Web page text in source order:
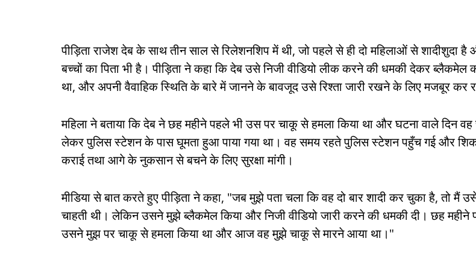
पीड़िता राजेश देब के साथ तीन साल से रिलेशनशिप में थी, जो पहले से ही दो महिलाओं से शादीशुदा है
बच्चों का पिता भी है। पीड़िता ने कहा कि देब उसे निजी वीडियो लीक करने की धमकी देकर ब्लैकमेल
था, और अपनी वैवाहिक स्थिति के बारे में जानने के बावजूद उसे रिश्ता जारी रखने के लिए मजबूर कर
महिला ने बताया कि देब ने छह महीने पहले भी उस पर चाकू से हमला किया था और घटना वाले दिन
लेकर पुलिस स्टेशन के पास घूमता हुआ पाया गया था। वह समय रहते पुलिस स्टेशन पहुँच गई और
कराई तथा आगे के नुकसान से बचने के लिए सुरक्षा मांगी।
मीडिया से बात करते हुए पीड़िता ने कहा, "जब मुझे पता चला कि वह दो बार शादी कर चुका है, तो मैं
चाहती थी। लेकिन उसने मुझे ब्लैकमेल किया और निजी वीडियो जारी करने की धमकी दी। छह महीने
उसने मुझ पर चाकू से हमला किया था और आज वह मुझे चाकू से मारने आया था।"